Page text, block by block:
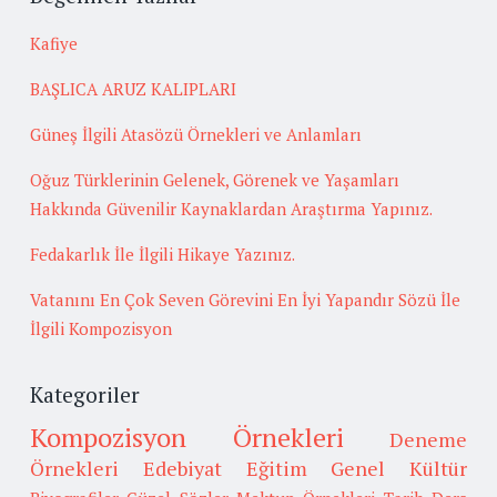
Kafiye
BAŞLICA ARUZ KALIPLARI
Güneş İlgili Atasözü Örnekleri ve Anlamları
Oğuz Türklerinin Gelenek, Görenek ve Yaşamları
Hakkında Güvenilir Kaynaklardan Araştırma Yapınız.
Fedakarlık İle İlgili Hikaye Yazınız.
Vatanını En Çok Seven Görevini En İyi Yapandır Sözü İle
İlgili Kompozisyon
Kategoriler
Kompozisyon Örnekleri
Deneme
Örnekleri
Edebiyat Eğitim Genel Kültür